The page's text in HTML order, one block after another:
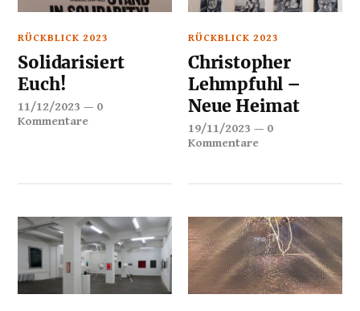
RÜCKBLICK 2023
Solidarisiert
Euch!
11/12/2023 — 0
Kommentare
RÜCKBLICK 2023
Christopher
Lehmpfuhl –
Neue Heimat
19/11/2023 — 0
Kommentare